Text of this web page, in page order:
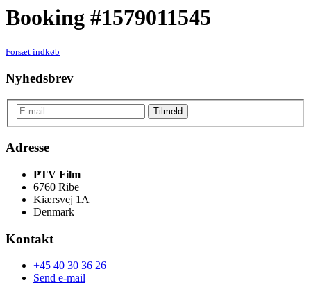
Booking #1579011545
Forsæt indkøb
Nyhedsbrev
Adresse
PTV Film
6760 Ribe
Kiærsvej 1A
Denmark
Kontakt
+45 40 30 36 26
Send e-mail